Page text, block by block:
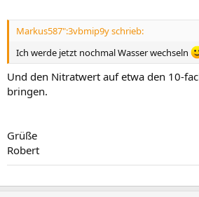
Markus587":3vbmip9y schrieb:
Ich werde jetzt nochmal Wasser wechseln
Und den Nitratwert auf etwa den 10-
bringen.
Grüße
Robert